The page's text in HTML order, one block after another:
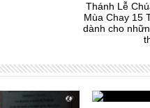
Thánh Lễ
Mùa Chay 15
dành cho